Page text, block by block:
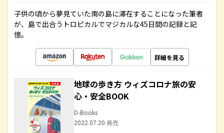
子供の頃から夢見ていた南の島に滞在することになった筆者
が、島で出合うトロピカルでマジカルな45日間の記録と記
憶。
詳細を見る
地球の歩き方 ウィズコロナ旅の安
心・安全BOOK
D-Books
2022.07.20 発売